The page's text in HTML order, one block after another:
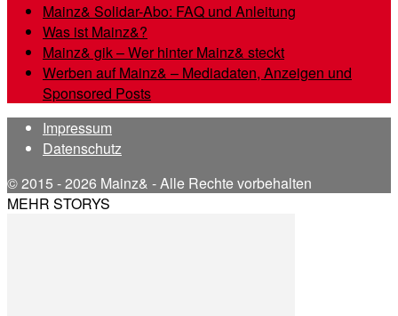
Mainz& Solidar-Abo: FAQ und Anleitung
Was ist Mainz&?
Mainz& gik – Wer hinter Mainz& steckt
Werben auf Mainz& – Mediadaten, Anzeigen und
Sponsored Posts
Impressum
Datenschutz
© 2015 - 2026 Mainz& - Alle Rechte vorbehalten
MEHR STORYS